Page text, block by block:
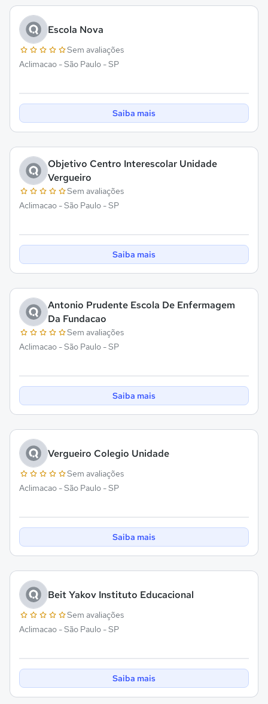
Escola Nova
Sem avaliações
Aclimacao - São Paulo - SP
Saiba mais
Objetivo Centro Interescolar Unidade
Vergueiro
Sem avaliações
Aclimacao - São Paulo - SP
Saiba mais
Antonio Prudente Escola De Enfermagem
Da Fundacao
Sem avaliações
Aclimacao - São Paulo - SP
Saiba mais
Vergueiro Colegio Unidade
Sem avaliações
Aclimacao - São Paulo - SP
Saiba mais
Beit Yakov Instituto Educacional
Sem avaliações
Aclimacao - São Paulo - SP
Saiba mais